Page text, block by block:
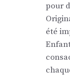
pour
été